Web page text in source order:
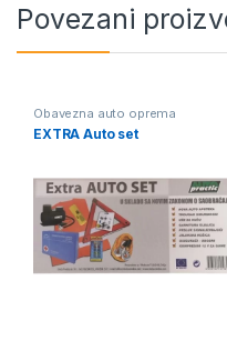
Povezani
Obavezna auto oprema
EXTRA Auto set